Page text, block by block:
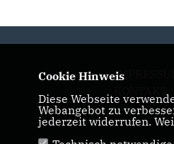
IMPRESSUM
KONTAKT
Cookie Hinweis
Diese Webseite
Webangebot zu
jederzeit widerrufen.